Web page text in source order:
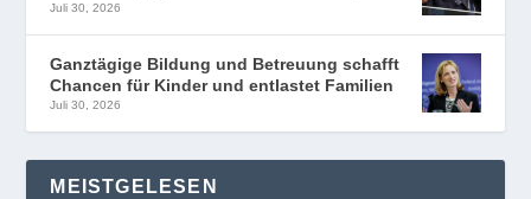
Juli 30, 2026
Ganztägige Bildung und Betreuung schafft
Chancen für Kinder und entlastet Familien
Juli 30, 2026
MEISTGELESEN